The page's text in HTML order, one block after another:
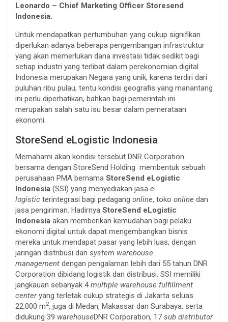
Leonardo – Chief Marketing Officer Storesend
Indonesia.
Untuk mendapatkan pertumbuhan yang cukup signifikan
diperlukan adanya beberapa pengembangan infrastruktur
yang akan memerlukan dana investasi tidak sedikit bagi
setiap industri yang terlibat dalam perekonomian digital.
Indonesia merupakan Negara yang unik, karena terdiri dari
puluhan ribu pulau, tentu kondisi geografis yang manantang
ini perlu diperhatikan, bahkan bagi pemerintah ini
merupakan salah satu isu besar dalam pemerataan
ekonomi.
StoreSend eLogistic Indonesia
Memahami akan kondisi tersebut DNR Corporation
bersama dengan StoreSend Holding membentuk sebuah
perusahaan PMA bernama StoreSend eLogistic
Indonesia (SSI) yang menyediakan jasa e-
logistic terintegrasi bagi pedagang online, toko online dan
jasa pengiriman. Hadirnya StoreSend eLogistic
Indonesia akan memberikan kemudahan bagi pelaku
ekonomi digital untuk dapat mengembangkan bisnis
mereka untuk mendapat pasar yang lebih luas, dengan
jaringan distribusi dan system warehouse
management dengan pengalaman lebih dari 55 tahun DNR
Corporation dibidang logistik dan distribusi. SSI memiliki
jangkauan sebanyak 4multiple warehouse fulfillment
centeryang terletak cukup strategis di Jakarta seluas
22,000 m2, juga di Medan, Makassar dan Surabaya, serta
didukung 39 warehouseDNR Corporation, 17 sub distributor